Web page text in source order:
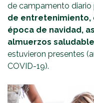
de campamento diario
de entretenimiento,
época de navidad,
almuerzos
estuvieron presentes
COVID-19).